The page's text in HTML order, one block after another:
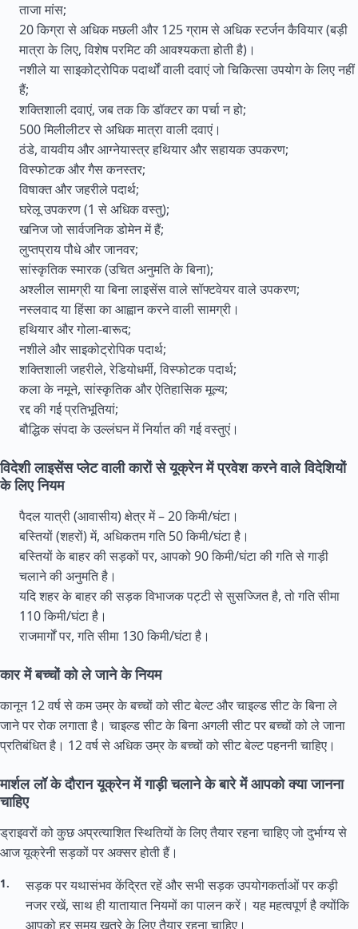
ताजा मांस;
20 किग्रा से अधिक मछली और 125 ग्राम से अधिक स्टर्जन कैवियार (बड़ी
मात्रा के लिए, विशेष परमिट की आवश्यकता होती है)।
नशीले या साइकोट्रोपिक पदार्थों वाली दवाएं जो चिकित्सा उपयोग के लिए नहीं
हैं;
शक्तिशाली दवाएं, जब तक कि डॉक्टर का पर्चा न हो;
500 मिलीलीटर से अधिक मात्रा वाली दवाएं।
ठंडे, वायवीय और आग्नेयास्त्र हथियार और सहायक उपकरण;
विस्फोटक और गैस कनस्तर;
विषाक्त और जहरीले पदार्थ;
घरेलू उपकरण (1 से अधिक वस्तु);
खनिज जो सार्वजनिक डोमेन में हैं;
लुप्तप्राय पौधे और जानवर;
सांस्कृतिक स्मारक (उचित अनुमति के बिना);
अश्लील सामग्री या बिना लाइसेंस वाले सॉफ्टवेयर वाले उपकरण;
नस्लवाद या हिंसा का आह्वान करने वाली सामग्री।
हथियार और गोला-बारूद;
नशीले और साइकोट्रोपिक पदार्थ;
शक्तिशाली जहरीले, रेडियोधर्मी, विस्फोटक पदार्थ;
कला के नमूने, सांस्कृतिक और ऐतिहासिक मूल्य;
रद्द की गई प्रतिभूतियां;
बौद्धिक संपदा के उल्लंघन में निर्यात की गई वस्तुएं।
विदेशी लाइसेंस प्लेट वाली कारों से यूक्रेन में प्रवेश करने वाले विदेशियों
के लिए नियम
पैदल यात्री (आवासीय) क्षेत्र में – 20 किमी/घंटा।
बस्तियों (शहरों) में, अधिकतम गति 50 किमी/घंटा है।
बस्तियों के बाहर की सड़कों पर, आपको 90 किमी/घंटा की गति से गाड़ी
चलाने की अनुमति है।
यदि शहर के बाहर की सड़क विभाजक पट्टी से सुसज्जित है, तो गति सीमा
110 किमी/घंटा है।
राजमार्गों पर, गति सीमा 130 किमी/घंटा है।
कार में बच्चों को ले जाने के नियम
कानून 12 वर्ष से कम उम्र के बच्चों को सीट बेल्ट और चाइल्ड सीट के बिना ले
जाने पर रोक लगाता है। चाइल्ड सीट के बिना अगली सीट पर बच्चों को ले जाना
प्रतिबंधित है। 12 वर्ष से अधिक उम्र के बच्चों को सीट बेल्ट पहननी चाहिए।
मार्शल लॉ के दौरान यूक्रेन में गाड़ी चलाने के बारे में आपको क्या जानना
चाहिए
ड्राइवरों को कुछ अप्रत्याशित स्थितियों के लिए तैयार रहना चाहिए जो दुर्भाग्य से
आज यूक्रेनी सड़कों पर अक्सर होती हैं।
सड़क पर यथासंभव केंद्रित रहें और सभी सड़क उपयोगकर्ताओं पर कड़ी
नजर रखें, साथ ही यातायात नियमों का पालन करें। यह महत्वपूर्ण है क्योंकि
आपको हर समय खतरे के लिए तैयार रहना चाहिए।